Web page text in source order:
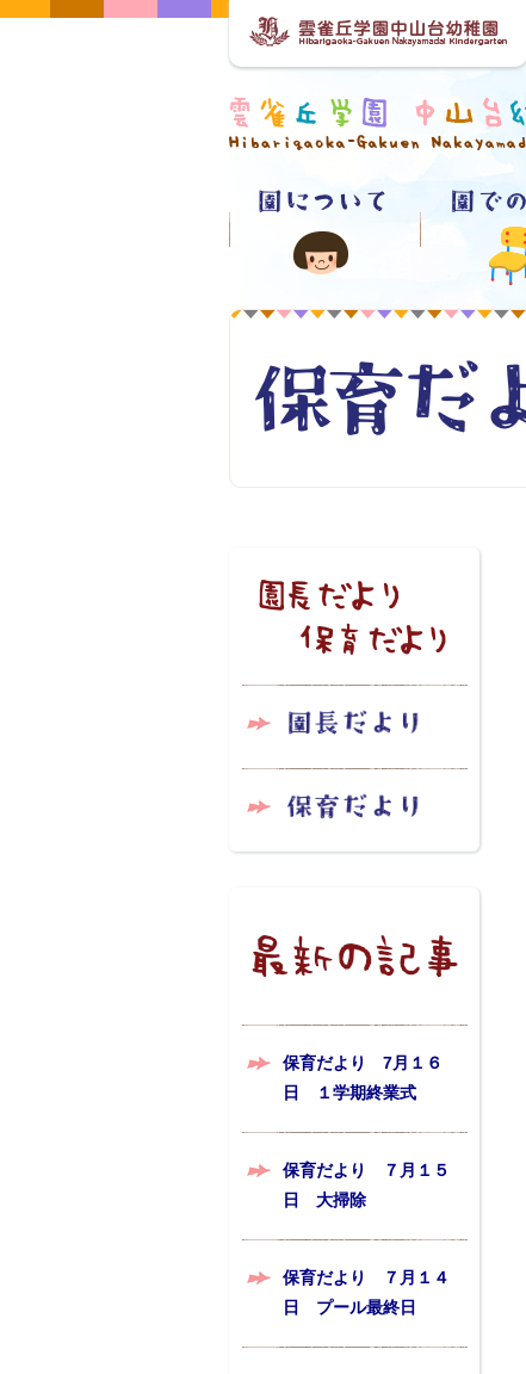
保育だより 7月１６
日 １学期終業式
保育だより ７月１５
日 大掃除
保育だより ７月１４
日 プール最終日